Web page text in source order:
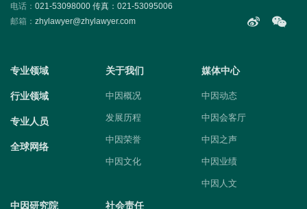
电话： 021-53098000 传真：021-53095006
邮箱： zhylawyer@zhylawyer.com
专业领域
行业领域
专业人员
全球网络
关于我们
中因概况
发展历程
中因荣誉
中因文化
媒体中心
中因动态
中因会客厅
中因之声
中因业绩
中因人文
中因研究院 社会责任